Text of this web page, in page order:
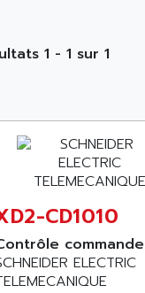
1 - 1 sur 1
CD1010
commande
ELECTRIC